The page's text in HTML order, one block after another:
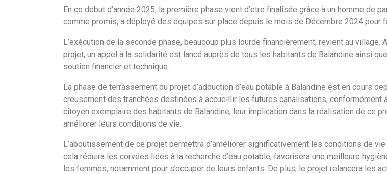
En ce debut d’année 2025, la première phase vient d’etre finalisée grâce à un homme de
comme promis, a déployé des équipes sur place depuis le mois de Décembre 2024 pour
L’exécution de la seconde phase, beaucoup plus lourde financièrement, revient au
projet, un appel à la solidarité est lancé auprès de tous les habitants de Balandine ainsi
soutien financier et technique.
La phase de terrassement du projet d’adduction d’eau potable à Balandine est en cours
creusement des tranchées destinées à accueillir les futures canalisations, conformément
citoyen exemplaire des habitants de Balandine, leur implication dans la réalisation de ce
améliorer leurs conditions de vie.
L’aboutissement de ce projet permettra d’améliorer significativement les conditions de
cela réduira les corvées liées à la recherche d’eau potable, favorisera une meilleure
les femmes, notamment pour s’occuper de leurs enfants. De plus, le projet relancera les